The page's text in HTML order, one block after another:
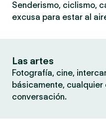
Senderismo, ciclismo,
excusa para estar al
Las artes
Fotografía, cine,
básicamente,
conversación.